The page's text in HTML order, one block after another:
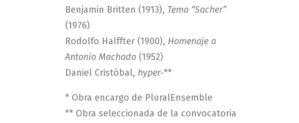
Benjamin Britten (1913), Tema “Sacher”
(1976)
Rodolfo Halffter (1900), Homenaje a
Antonio Machado (1952)
Daniel Cristóbal, hyper-**
* Obra encargo de PluralEnsemble
** Obra seleccionada de la convocatoria